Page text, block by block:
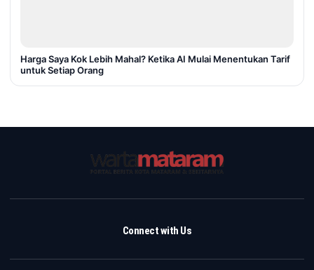
Harga Saya Kok Lebih Mahal? Ketika AI Mulai Menentukan Tarif
untuk Setiap Orang
Connect with Us